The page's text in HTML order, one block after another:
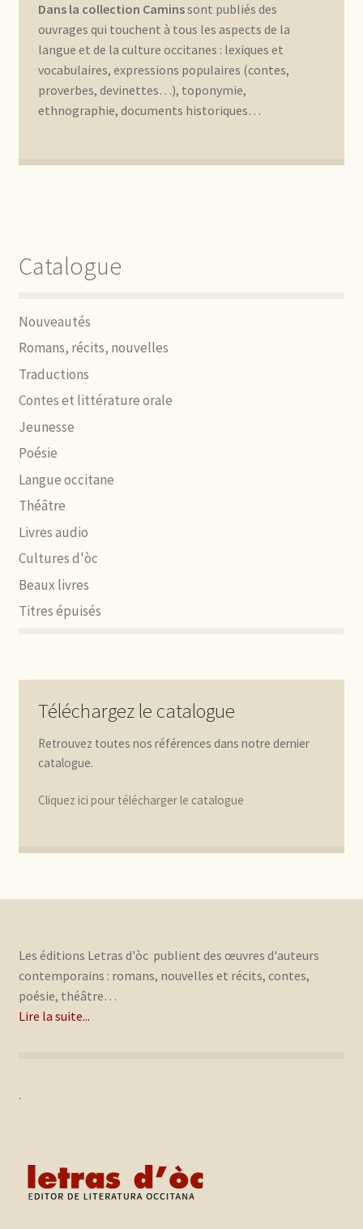
Dans la collection Caminssont publiés des
ouvrages qui touchent à tous les aspects de la
langue et de la culture occitanes : lexiques et
vocabulaires, expressions populaires (contes,
proverbes, devinettes…), toponymie,
ethnographie, documents historiques…
Catalogue
Nouveautés
Romans, récits, nouvelles
Traductions
Contes et littérature orale
Jeunesse
Poésie
Langue occitane
Théâtre
Livres audio
Cultures d'òc
Beaux livres
Titres épuisés
Téléchargez le catalogue
Retrouvez toutes nos références dans notre dernier
catalogue.
Cliquez ici pour télécharger le catalogue
Les éditions Letras d'òc publient des œuvres d'auteurs
contemporains : romans, nouvelles et récits, contes,
poésie, théâtre…
Lire la suite...
.